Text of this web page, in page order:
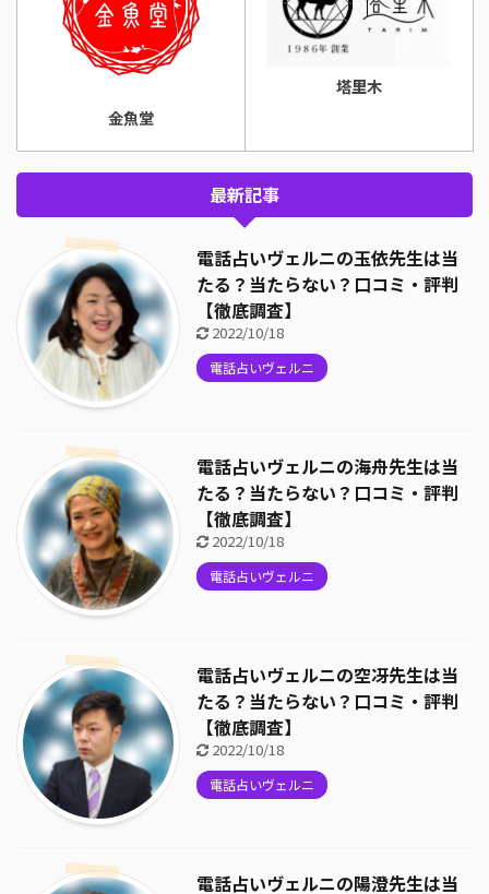
金魚堂
塔里木
最新記事
電話占いヴェルニの玉依先生は当
たる？当たらない？口コミ・評判
【徹底調査】
2022/10/18
電話占いヴェルニ
電話占いヴェルニの海舟先生は当
たる？当たらない？口コミ・評判
【徹底調査】
2022/10/18
電話占いヴェルニ
電話占いヴェルニの空冴先生は当
たる？当たらない？口コミ・評判
【徹底調査】
2022/10/18
電話占いヴェルニ
電話占いヴェルニの陽澄先生は当